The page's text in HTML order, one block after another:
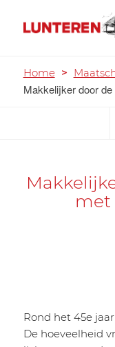
Home >
Makkelijker door
met
Rond het 45e
De hoeveelheid